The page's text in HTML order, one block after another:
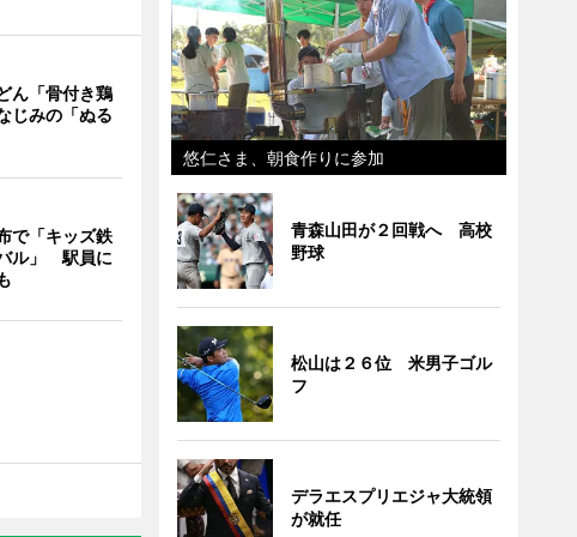
ん「骨付き鶏
じみの「ぬる
で「キッズ鉄
ル」 駅員に
悠仁さま、朝食作りに参加
青森山田が２回戦へ 高校
野球
松山は２６位 米男子ゴル
フ
デラエスプリエジャ大統領
が就任